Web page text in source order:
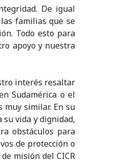
De igual
familias que se
Todo esto para
apoyo y nuestra
interés resaltar
Sudamérica o el
muy similar. En su
vida y dignidad,
obstáculos para
de protección o
misión del CICR